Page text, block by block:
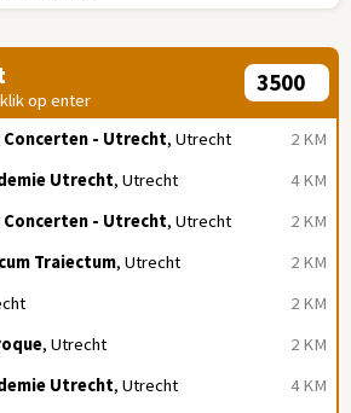
op enter
2 KM
Concerten - Utrecht, Utrecht
4 KM
Utrecht, Utrecht
2 KM
Concerten - Utrecht, Utrecht
2 KM
Traiectum, Utrecht
2 KM
2 KM
, Utrecht
4 KM
Utrecht, Utrecht